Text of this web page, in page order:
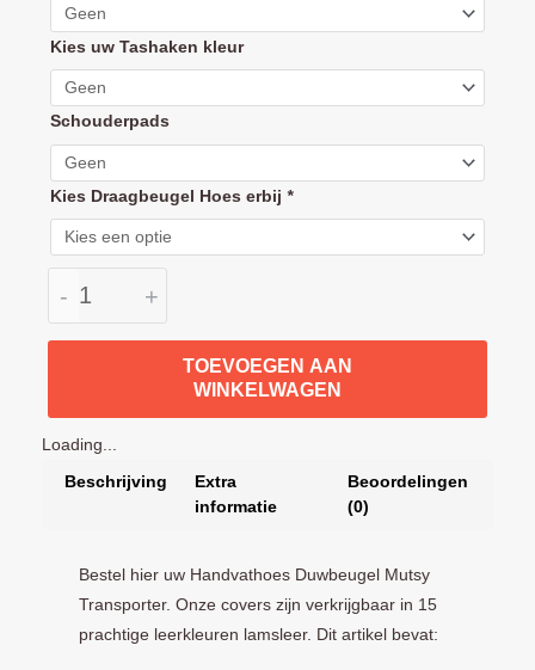
Kies uw Tashaken kleur
Schouderpads
Kies Draagbeugel Hoes erbij *
-
leder
(duwbeugel
bekleding)
aantal
+
TOEVOEGEN AAN
WINKELWAGEN
Loading...
Beschrijving
Extra
informatie
Beoordelingen
(0)
Bestel hier uw Handvathoes Duwbeugel Mutsy
Transporter. Onze covers zijn verkrijgbaar in 15
prachtige leerkleuren lamsleer. Dit artikel bevat: